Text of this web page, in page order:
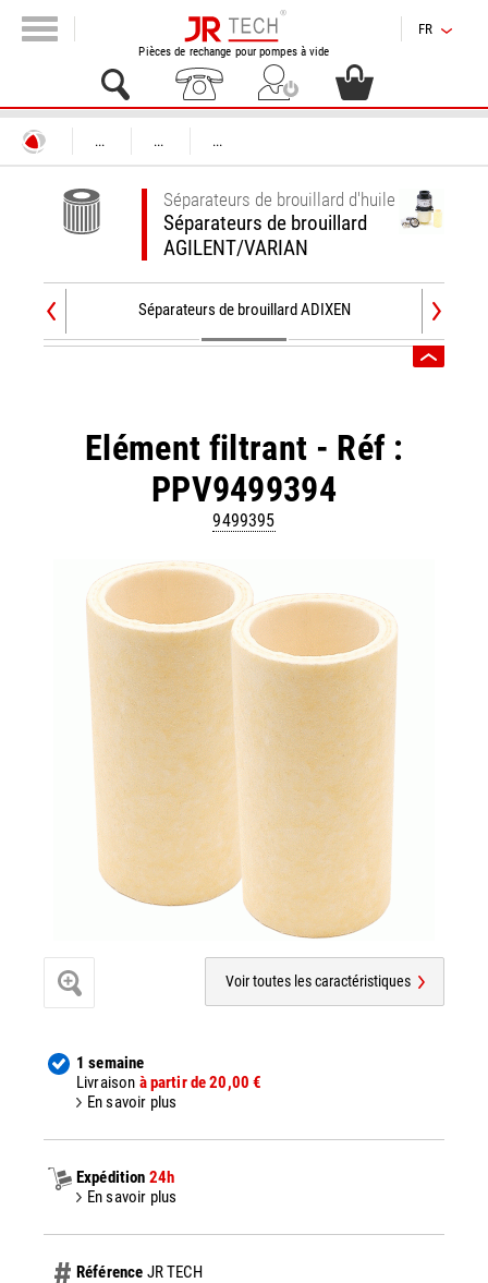
Pièces de rechange pour pompes à vide
FR
... ... ...
Séparateurs de brouillard d'huile
Séparateurs de brouillard
AGILENT/VARIAN
Séparateurs de brouillard ADIXEN
Elément filtrant - Réf :
PPV9499394
9499395
Voir toutes les caractéristiques
1 semaine
Livraison à partir de 20,00 €
En savoir plus
Expédition 24h
En savoir plus
Référence JR TECH